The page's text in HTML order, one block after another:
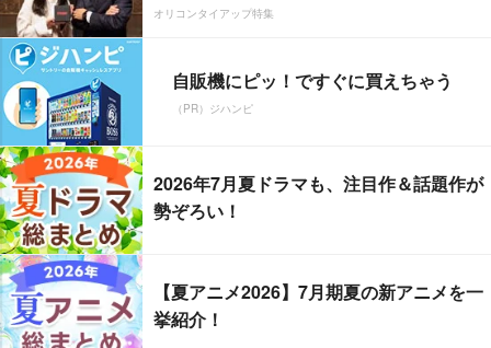
オリコンタイアップ特集
自販機にピッ！ですぐに買えちゃう
（PR）ジハンピ
2026年7月夏ドラマも、注目作＆話題作が
勢ぞろい！
【夏アニメ2026】7月期夏の新アニメを一
挙紹介！